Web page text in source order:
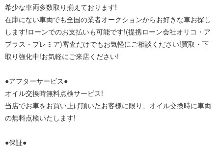
希少な車両多数取り揃えております!
在庫にない車両でも全国の業者オークションからお好きな車お探し
します!ローンでのお支払いも可能です!(提携ローン会社オリコ・ア
プラス・プレミア)審査だけでもお気軽にご相談ください!買取・下
取り強化中!お気軽にご来店ください!
●アフターサービス●
オイル交換時無料点検サービス!
当店でお車をお買い上げ頂いたお客様に限り、オイル交換時に車両
の無料点検いたします!
●保証●